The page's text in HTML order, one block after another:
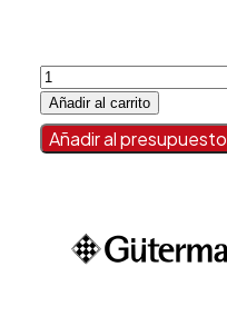
Bolsa
asa
camiseta
galga
70
Añadir al carrito
Añadir al presupuesto